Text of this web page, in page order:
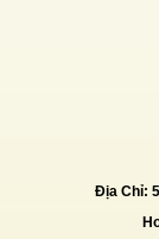
Địa Chỉ: